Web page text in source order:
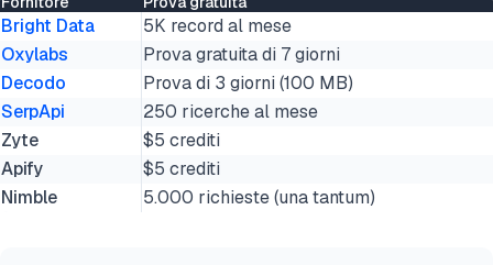
Bright Data
5K record al mese
Oxylabs
Prova gratuita di 7 giorni
Decodo
Prova di 3 giorni (100 MB)
SerpApi
250 ricerche al mese
Zyte
$5 crediti
Apify
$5 crediti
Nimble
5.000 richieste (una tantum)